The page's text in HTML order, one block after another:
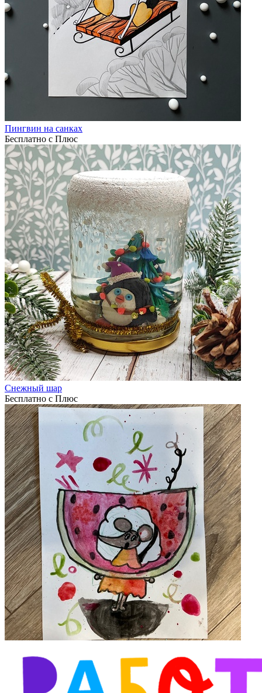
Пингвин на санках
Бесплатно с Плюс
Снежный шар
Бесплатно с Плюс